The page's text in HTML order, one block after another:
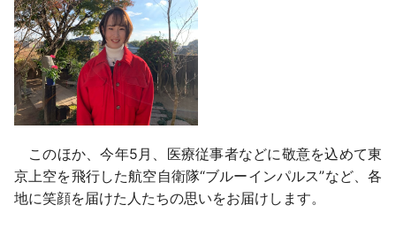
このほか、今年5月、医療従事者などに敬意を込めて東
京上空を飛行した航空自衛隊“ブルーインパルス”など、各
地に笑顔を届けた人たちの思いをお届けします。